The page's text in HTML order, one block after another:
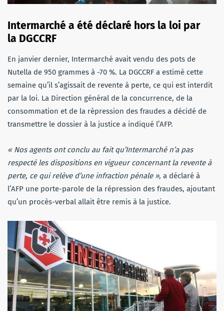
Intermarché a été déclaré hors la loi par
la DGCCRF
En janvier dernier, Intermarché avait vendu des pots de
Nutella de 950 grammes à -70 %. La DGCCRF a estimé cette
semaine qu’il s’agissait de revente à perte, ce qui est interdit
par la loi. La Direction général de la concurrence, de la
consommation et de la répression des fraudes a décidé de
transmettre le dossier à la justice a indiqué l’AFP.
« Nos agents ont conclu au fait qu’Intermarché n’a pas
respecté les dispositions en vigueur concernant la revente à
perte, ce qui relève d’une infraction pénale », a déclaré à
l’AFP une porte-parole de la répression des fraudes, ajoutant
qu’un procès-verbal allait être remis à la justice.